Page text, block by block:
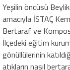
Yeşilin öncüsü
amacıyla İSTAÇ
Bertaraf ve
İlçedeki eğitim
gönüllülerinin
atıkların nasıl